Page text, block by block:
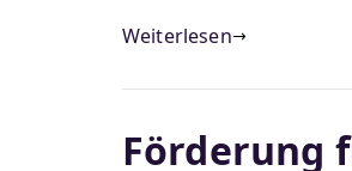
Weiterlesen
Förderung